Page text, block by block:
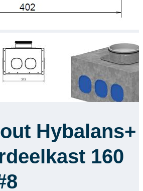
Hybalans+
160